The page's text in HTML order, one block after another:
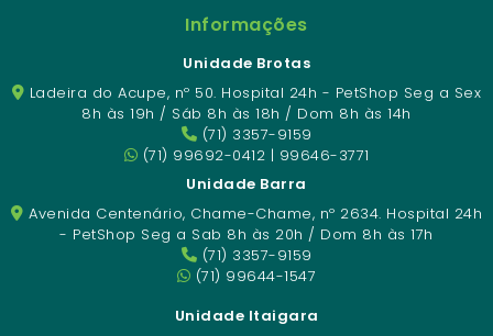
Informações
Unidade Brotas
Ladeira do Acupe, nº 50. Hospital 24h - PetShop Seg a Sex
8h às 19h / Sáb 8h às 18h / Dom 8h às 14h
(71) 3357-9159
(71) 99692-0412 | 99646-3771
Unidade Barra
Avenida Centenário, Chame-Chame, nº 2634. Hospital 24h
- PetShop Seg a Sab 8h às 20h / Dom 8h às 17h
(71) 3357-9159
(71) 99644-1547
Unidade Itaigara